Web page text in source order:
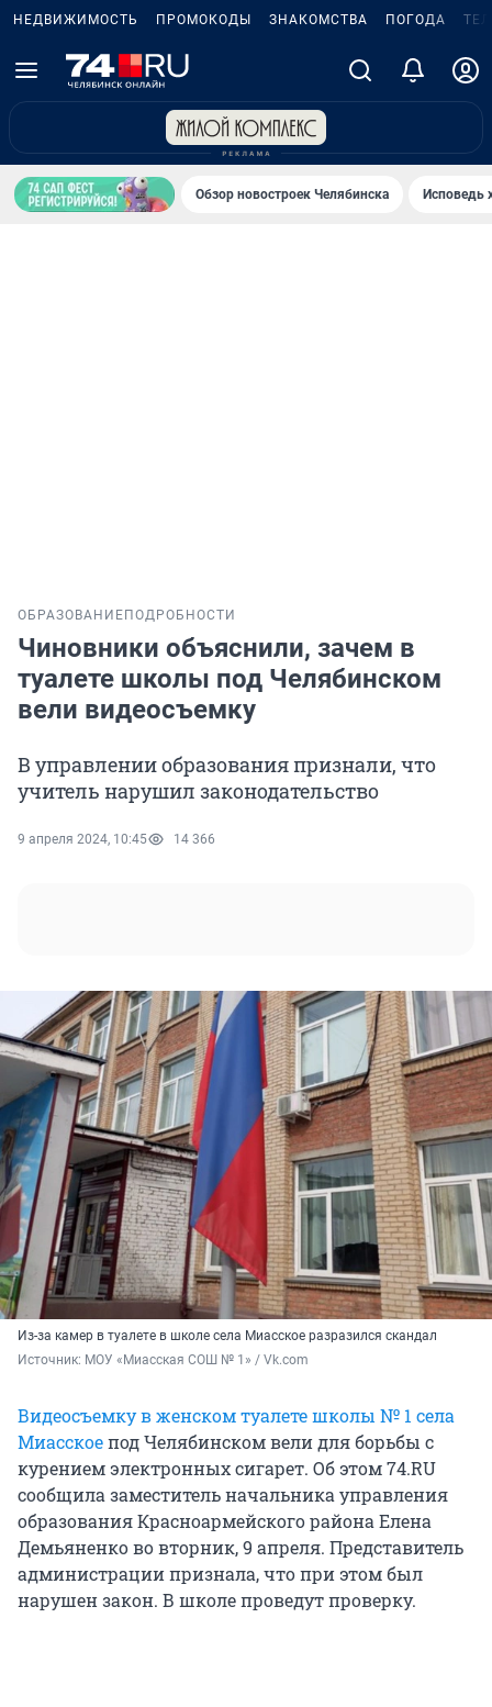
НЕДВИЖИМОСТЬ ПРОМОКОДЫ ЗНАКОМСТВА ПОГОДА
Обзор новостроек Челябинска Исповедь
ОБРАЗОВАНИЕ ПОДРОБНОСТИ
Чиновники объяснили, зачем в
туалете школы под Челябинском
вели видеосъемку
В управлении образования признали, что
учитель нарушил законодательство
9 апреля 2024, 10:45 14 366
Из-за камер в туалете в школе села Миасское разразился скандал
Источник: МОУ «Миасская СОШ № 1» / Vk.com
Видеосъемку в женском туалете школы № 1 села
Миасскоепод Челябинском вели для борьбы с
курением электронных сигарет. Об этом 74.RU
сообщила заместитель начальника управления
образования Красноармейского района Елена
Демьяненко во вторник, 9 апреля. Представитель
администрации признала, что при этом был
нарушен закон. В школе проведут проверку.